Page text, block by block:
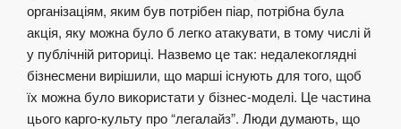
організаціям, яким був потрібен піар, потрібна була
акція, яку можна було б легко атакувати, в тому числі й
у публічній риториці. Назвемо це так: недалекоглядні
бізнесмени вирішили, що марші існують для того, щоб
їх можна було використати у бізнес-моделі. Це частина
цього карго-культу про “легалайз”. Люди думають, що